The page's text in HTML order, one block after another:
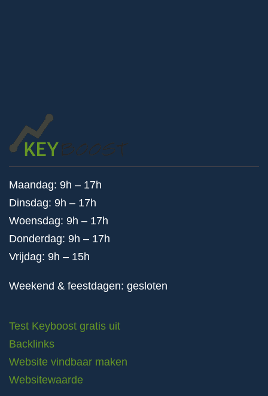
Maandag: 9h – 17h
Dinsdag: 9h – 17h
Woensdag: 9h – 17h
Donderdag: 9h – 17h
Vrijdag: 9h – 15h
Weekend & feestdagen: gesloten
Test Keyboost gratis uit
Backlinks
Website vindbaar maken
Websitewaarde